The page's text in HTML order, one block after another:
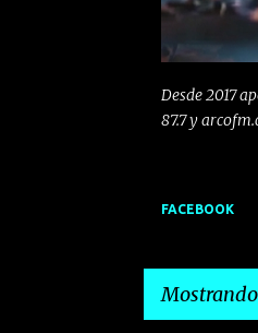
Desde 2017
87.7 y
FACEBOOK